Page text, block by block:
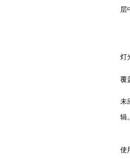
层
灯
覆
未
辑
使